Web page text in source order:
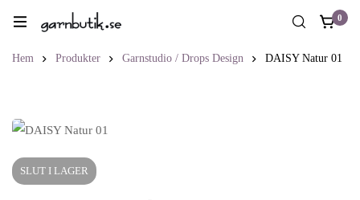
0
Hem Produkter Garnstudio / Drops Design DAISY Natur 01
SLUT I LAGER